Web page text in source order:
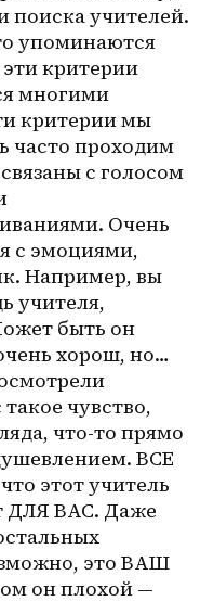
поиска учителей.
упоминаются
эти критерии
многими
критерии мы
часто проходим
с голосом
Очень
с эмоциями,
Например, вы
учителя,
быть он
хорош, но…
такое чувство,
что-то прямо
ВСЕ
этот учитель
ДЛЯ ВАС. Даже
это ВАШ
он плохой —